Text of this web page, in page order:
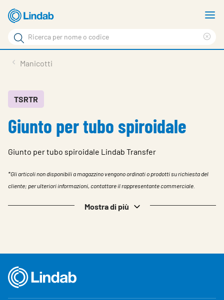
Log
visionare
Cerca
Cerca
Su Lindab
Su Tecnovent
Log in
Scegliere la lingua
Manicotti
TSRTR
Giunto per tubo spiroidale
Giunto per tubo spiroidale Lindab Transfer
*Gli articoli non disponibili a magazzino vengono ordinati o prodotti su richiesta del
cliente; per ulteriori informazioni, contattare il rappresentante commerciale.
Mostra di più